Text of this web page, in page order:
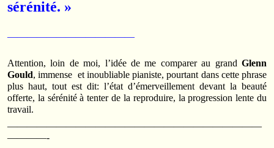
sérénité. »
—————————————
Attention, loin de moi, l’idée de me comparer au grand Glenn
Gould, immense et inoubliable pianiste, pourtant dans cette phrase
plus haut, tout est dit: l’état d’émerveillement devant la beauté
offerte, la sérénité à tenter de la reproduire, la progression lente du
travail.
——————————————————————————
————-